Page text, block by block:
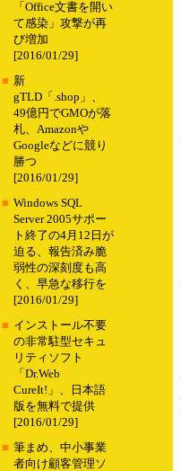
「Office文書を開い
て感染」攻撃が再
び増加
[2016/01/29]
■ 新
gTLD「.shop」、
49億円でGMOが落
札、Amazonや
Googleなどに競り
勝つ
[2016/01/29]
■ Windows SQL
Server 2005サポー
ト終了の4月12日が
迫る、報告済み脆
弱性の深刻度も高
く、早急な移行を
[2016/01/29]
■ インストール不要
の非常駐型セキュ
リティソフト
「Dr.Web
CureIt!」、日本語
版を無料で提供
[2016/01/29]
■ 筆まめ、中小事業
者向け顧客管理ソ